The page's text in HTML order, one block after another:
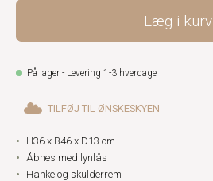
Læg i kurv
På lager - Levering 1-3 hverdage
TILFØJ TIL ØNSKESKYEN
H36 x B46 x D13 cm
Åbnes med lynlås
Hanke og skulderrem